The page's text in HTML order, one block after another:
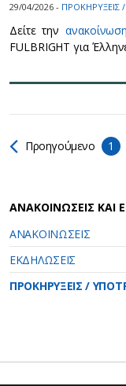
29/04/2026 - ΠΡΟΚΗΡΥΞΕΙΣ
Δείτε τηνανακοίνωση
FULBRIGHT για
Προηγούμενο 1
ΑΝΑΚΟΙΝΩΣΕΙΣ ΚΑΙ
ΑΝΑΚΟΙΝΩΣΕΙΣ
ΕΚΔΗΛΩΣΕΙΣ
ΠΡΟΚΗΡΥΞΕΙΣ /